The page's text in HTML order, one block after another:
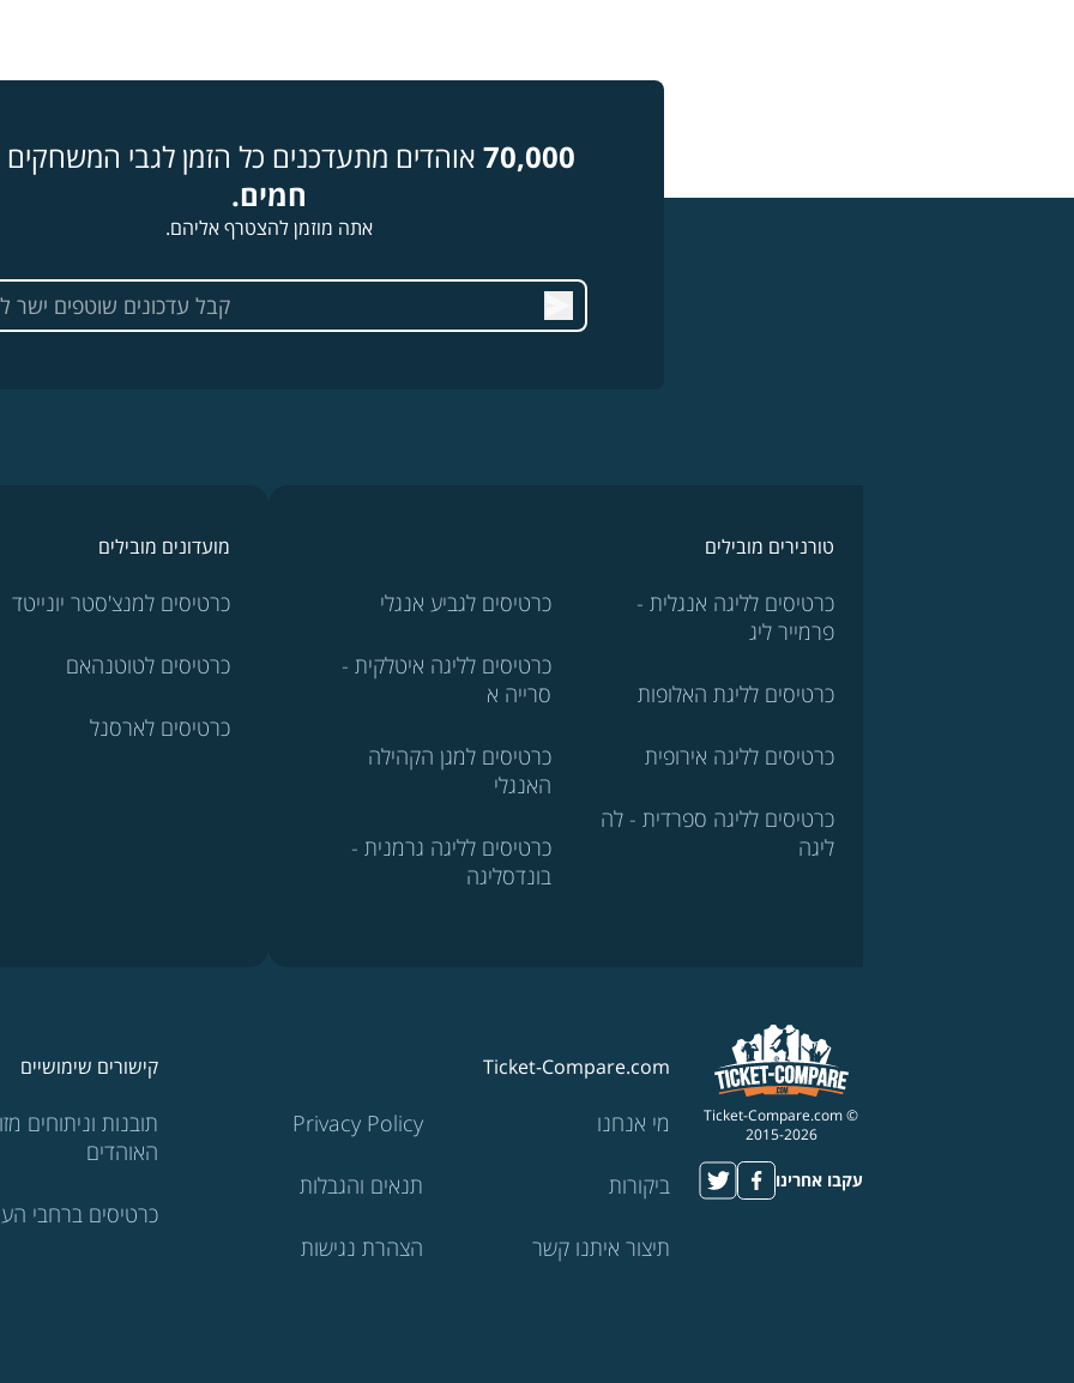
70,000 אוהדים מתעדכנים כל הזמן לגבי המשחקים
חמים.
אתה מוזמן להצטרף אליהם.
טורנירים מובילים
כרטיסים לליגה אנגלית -
פרמייר ליג
כרטיסים לליגת האלופות
כרטיסים לליגה אירופית
כרטיסים לליגה ספרדית - לה
ליגה
כרטיסים לגביע אנגלי
כרטיסים לליגה איטלקית -
סרייה א
כרטיסים למגן הקהילה
האנגלי
כרטיסים לליגה גרמנית -
בונדסליגה
מועדונים מובילים
כרטיסים למנצ'סטר יונייטד
כרטיסים לטוטנהאם
כרטיסים לארסנל
© Ticket-Compare.com
2015-2026
עקבו אחרינו
Ticket-Compare.com
מי אנחנו
ביקורות
תיצור איתנו קשר
Privacy Policy
תנאים והגבלות
הצהרת נגישות
קישורים שימושיים
תובנות וניתוחים
האוהדים
כרטיסים ברחבי